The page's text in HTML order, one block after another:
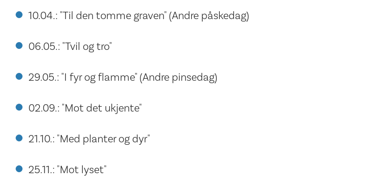
10.04.: "Til den tomme graven" (Andre påskedag)
06.05.: "Tvil og tro"
29.05.: "I fyr og flamme" (Andre pinsedag)
02.09.: "Mot det ukjente"
21.10.: "Med planter og dyr"
25.11.: "Mot lyset"